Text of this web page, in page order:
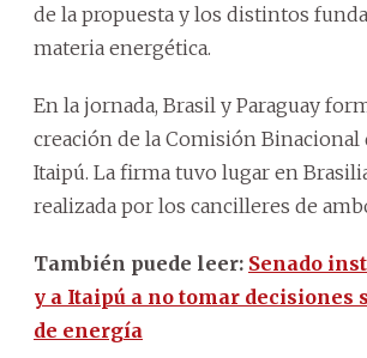
de la propuesta y los distintos
materia energética.
En la jornada, Brasil y Paraguay
creación de la Comisión Binacional
Itaipú. La firma tuvo lugar en
realizada por los cancilleres de
También puede leer: Senado
y a Itaipú a no tomar decisiones
de energía